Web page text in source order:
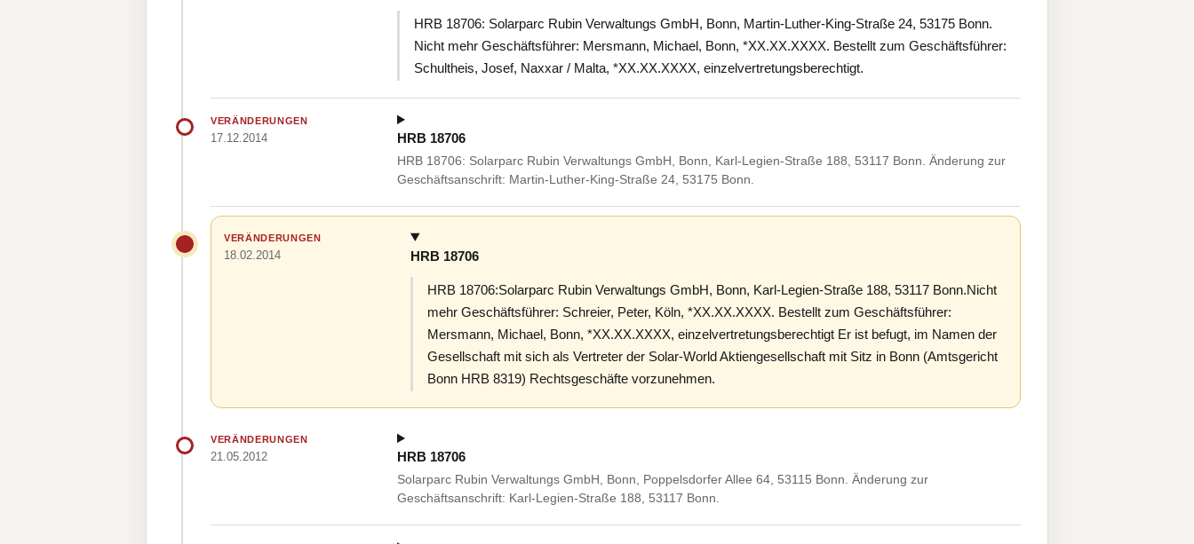
HRB 18706: Solarparc Rubin Verwaltungs GmbH, Bonn, Martin-Luther-King-Straße 24, 53175 Bonn.
Nicht mehr Geschäftsführer: Mersmann, Michael, Bonn, *XX.XX.XXXX. Bestellt zum Geschäftsführer:
Schultheis, Josef, Naxxar / Malta, *XX.XX.XXXX, einzelvertretungsberechtigt.
VERÄNDERUNGEN
17.12.2014 HRB 18706
HRB 18706: Solarparc Rubin Verwaltungs GmbH, Bonn, Karl-Legien-Straße 188, 53117 Bonn. Änderung zur
Geschäftsanschrift: Martin-Luther-King-Straße 24, 53175 Bonn.
VERÄNDERUNGEN
18.02.2014 HRB 18706
HRB 18706:Solarparc Rubin Verwaltungs GmbH, Bonn, Karl-Legien-Straße 188, 53117 Bonn.Nicht
mehr Geschäftsführer: Schreier, Peter, Köln, *XX.XX.XXXX. Bestellt zum Geschäftsführer:
Mersmann, Michael, Bonn, *XX.XX.XXXX, einzelvertretungsberechtigt Er ist befugt, im Namen der
Gesellschaft mit sich als Vertreter der Solar-World Aktiengesellschaft mit Sitz in Bonn (Amtsgericht
Bonn HRB 8319) Rechtsgeschäfte vorzunehmen.
VERÄNDERUNGEN
21.05.2012 HRB 18706
Solarparc Rubin Verwaltungs GmbH, Bonn, Poppelsdorfer Allee 64, 53115 Bonn. Änderung zur
Geschäftsanschrift: Karl-Legien-Straße 188, 53117 Bonn.